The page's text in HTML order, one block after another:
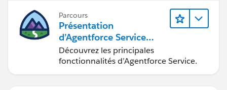
Parcours
Présentation
d’Agentforce Service
pour les administrateurs
Salesforce
Découvrez les principales
fonctionnalités d’Agentforce Service.